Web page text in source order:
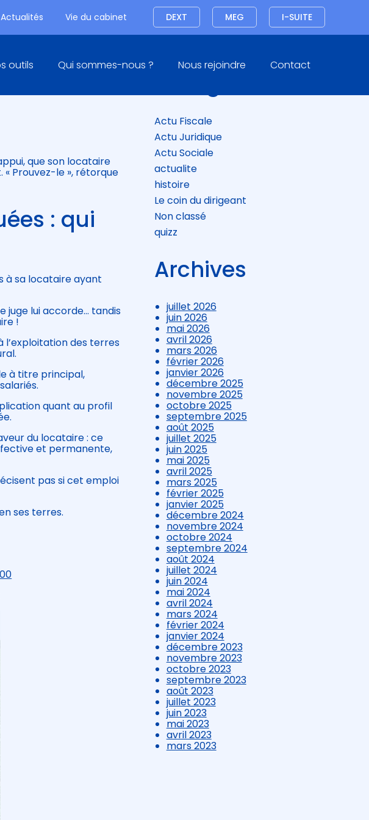
Actualités Vie du cabinet Connexion I-SUITE
MEG
DEXT
outils Qui sommes-nous ? Nous rejoindre Contact
TROP
que son locataire
Prouvez-le », rétorque
: qui
à sa locataire ayant
juge lui accorde… tandis
!
l’exploitation des terres
à titre principal,
quant au profil
du locataire : ce
et permanente,
pas si cet emploi
ses terres.
Blog
Actu Fiscale
Actu Juridique
Actu Sociale
actualite
histoire
Le coin du dirigeant
Non classé
quizz
Archives
juillet 2026
juin 2026
mai 2026
avril 2026
mars 2026
février 2026
janvier 2026
décembre 2025
novembre 2025
octobre 2025
septembre 2025
août 2025
juillet 2025
juin 2025
mai 2025
avril 2025
mars 2025
février 2025
janvier 2025
décembre 2024
novembre 2024
octobre 2024
septembre 2024
août 2024
juillet 2024
juin 2024
mai 2024
avril 2024
mars 2024
février 2024
janvier 2024
décembre 2023
novembre 2023
octobre 2023
septembre 2023
août 2023
juillet 2023
juin 2023
mai 2023
avril 2023
mars 2023